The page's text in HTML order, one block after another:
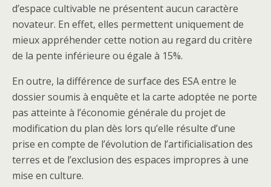
d’espace cultivable ne présentent aucun caractère
novateur. En effet, elles permettent uniquement de
mieux appréhender cette notion au regard du critère
de la pente inférieure ou égale à 15%.
En outre, la différence de surface des ESA entre le
dossier soumis à enquête et la carte adoptée ne porte
pas atteinte à l’économie générale du projet de
modification du plan dès lors qu’elle résulte d’une
prise en compte de l’évolution de l’artificialisation des
terres et de l’exclusion des espaces impropres à une
mise en culture.